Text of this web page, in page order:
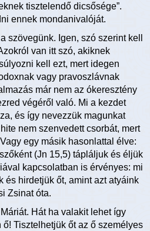
tisztelendő dicsősége”.
ennek mondanivalóját.
szövegünk. Igen, szó szerint kell
van itt szó, akiknek
kell ezt, mert idegen
vagy pravoszlávnak
már nem az ókeresztény
végéről való. Mi a kezdet
és így nevezzük magunkat
nem szenvedett csorbát, mert
egy másik hasonlattal élve:
(Jn 15,5) tápláljuk és éljük
kapcsolatban is érvényes: mi
és hirdetjük őt, amint azt atyáink
Zsinat óta.
Hát ha valakit lehet így
Tisztelhetjük őt az ő személyes